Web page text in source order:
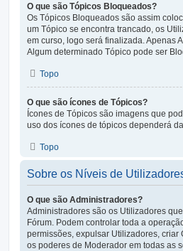
O que são Tópicos Bloqueados?
Os Tópicos Bloqueados são assim
um Tópico se encontra trancado, os
em curso, logo será finalizada. Apenas
Algum determinado Tópico pode ser
Topo
O que são ícones de Tópicos?
Ícones de Tópicos são imagens que
uso dos ícones de tópicos dependerá
Topo
Sobre os Níveis de
O que são Administradores?
Administradores são os Utilizadores
Fórum. Podem controlar toda a
permissões, expulsar Utilizadores,
os poderes de Moderador em todas as